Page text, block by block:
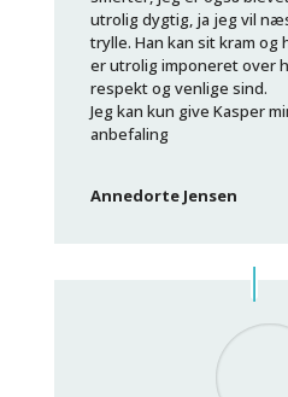
utrolig dygtig, ja jeg vil
trylle. Han kan sit kram og
er utrolig imponeret over
respekt og venlige sind.
Jeg kan kun give Kasper
anbefaling
Annedorte Jensen